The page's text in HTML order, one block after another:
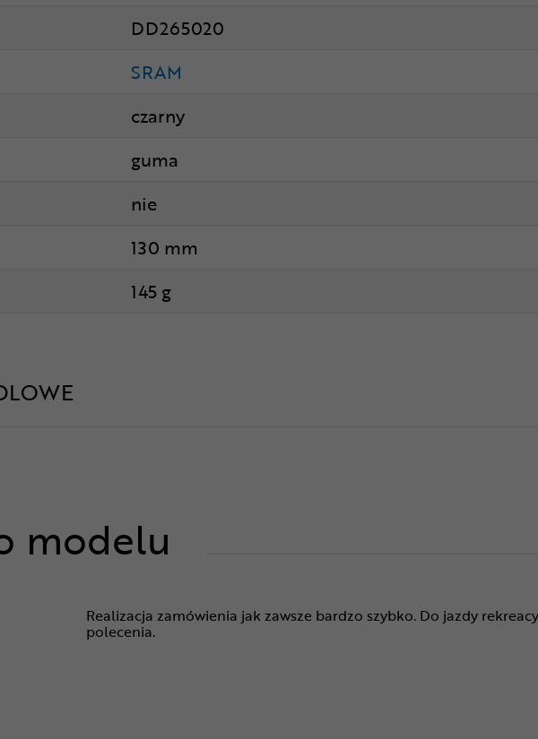
DD265020
SRAM
czarny
guma
nie
130 mm
145 g
modelu
Realizacja zamówienia jak zawsze bardzo szybko. Do jazdy
polecenia.